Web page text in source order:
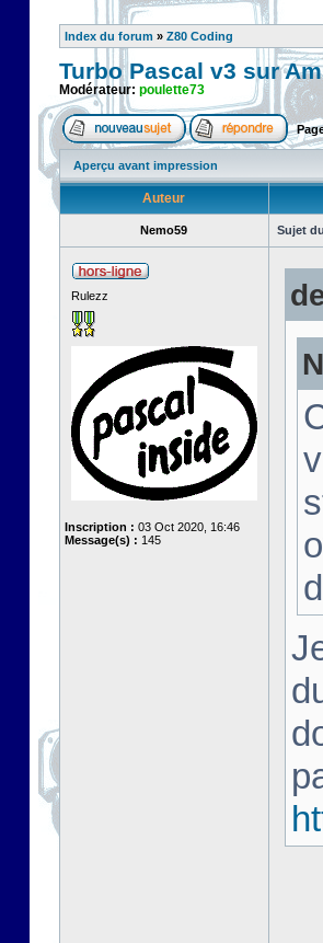
Index du forum » Z80 Coding
Turbo Pascal v3 sur
Modérateur: poulette73
Aperçu avant impression
Auteur
Nemo59 Sujet
Rulezz
Inscription : 03 Oct 2020, 16:46
Message(s) : 145